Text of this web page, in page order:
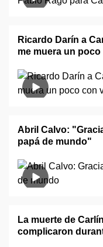
Ricardo Darín a
me muera un
Abril Calvo:
papá de mundo"
La muerte de
complicaron